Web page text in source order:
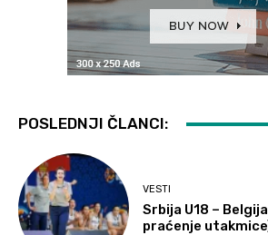
POSLEDNJI ČLANCI:
VESTI
Srbija U18 –
praćenje